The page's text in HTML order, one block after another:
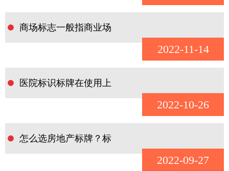
商场标志一般指商业场
2022-11-14
医院标识标牌在使用上
2022-10-26
怎么选房地产标牌？标
2022-09-27